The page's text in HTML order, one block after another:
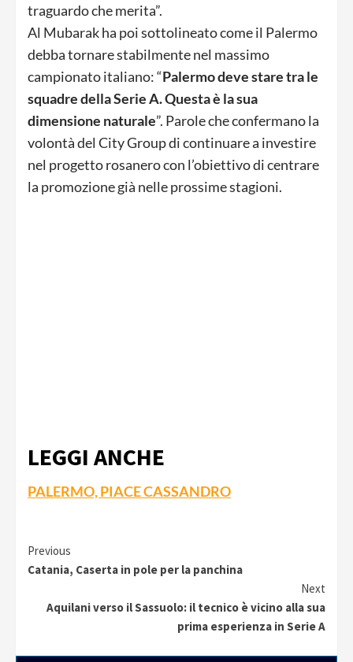
traguardo che merita”.
Al Mubarak ha poi sottolineato come il Palermo
debba tornare stabilmente nel massimo
campionato italiano: “Palermo deve stare tra le
squadre della Serie A. Questa è la sua
dimensione naturale”. Parole che confermano la
volontà del City Group di continuare a investire
nel progetto rosanero con l’obiettivo di centrare
la promozione già nelle prossime stagioni.
LEGGI ANCHE
PALERMO, PIACE CASSANDRO
Continue
Reading
Previous
Catania, Caserta in pole per la panchina
Next
Aquilani verso il Sassuolo: il tecnico è vicino alla sua
prima esperienza in Serie A